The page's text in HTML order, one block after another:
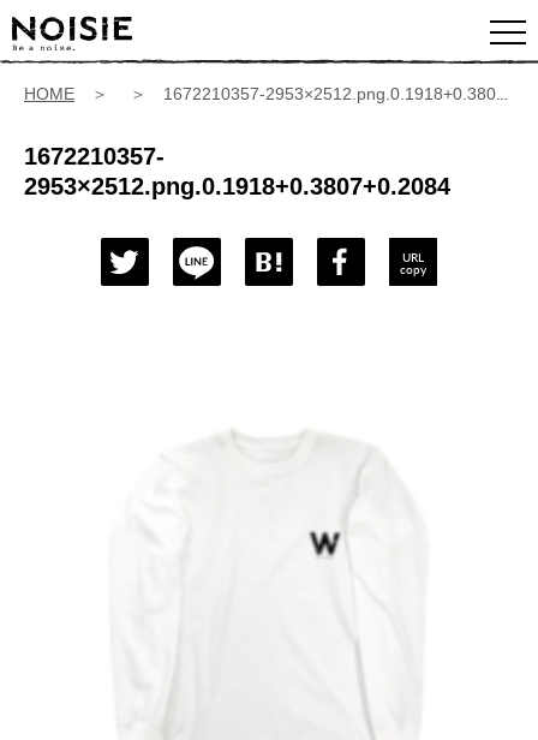
HOME ＞ ＞ 1672210357-2953×2512.png.0.1918+0.3807+0.2084
1672210357-
2953×2512.png.0.1918+0.3807+0.2084
URL
copy